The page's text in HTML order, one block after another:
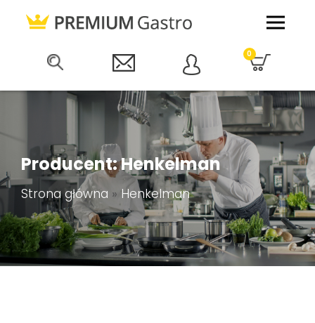
0
Producent: Henkelman
Strona główna » Henkelman